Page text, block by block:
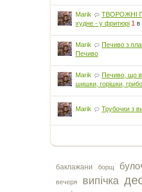
Marik
ТВОРОЖНІ
худне - у фритюрі 1 в
Marik Печиво з
Печиво
Marik
Печиво, що
шишки, горішки,
Marik Трубочки з
баклажани борщ
вечеря випічка